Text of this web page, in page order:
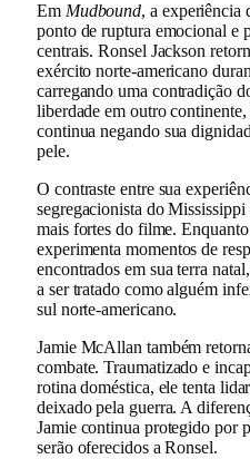
Em Mudbound, a experiência
ponto de ruptura emocional e
centrais. Ronsel Jackson
exército norte-americano
carregando uma contradição
liberdade em outro
continua negando sua
pele.
O contraste entre sua
segregacionista do
mais fortes do filme.
experimenta momentos de
encontrados em sua terra
a ser tratado como alguém
sul norte-americano.
Jamie McAllan também
combate. Traumatizado e
rotina doméstica, ele tenta
deixado pela guerra. A
Jamie continua protegido por
serão oferecidos a Ronsel.